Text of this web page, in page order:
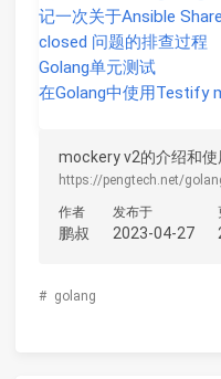
记一次关于Ansible
closed 问题的排查过程
Golang单元测试
在Golang中使用Testify
mockery v2的介绍和使
https://pengtech.net/
作者
鹏叔
发布于
2023-04-27
# golang